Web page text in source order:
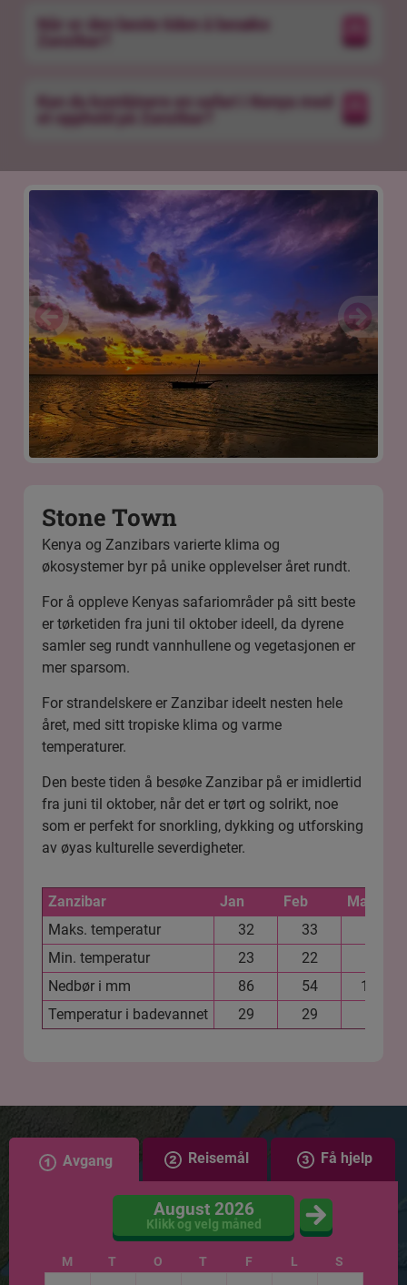
Når er den beste tiden å besøke
Kan du kombinere en safari i Kenya med
et opphold på Zanzibar?
Stone Town
Kenya og Zanzibars varierte klima og
økosystemer byr på unike opplevelser året rundt.
For å oppleve Kenyas safariområder på sitt beste
er tørketiden fra juni til oktober ideell, da dyrene
samler seg rundt vannhullene og vegetasjonen er
mer sparsom.
For strandelskere er Zanzibar ideelt nesten hele
året, med sitt tropiske klima og varme
temperaturer.
Den beste tiden å besøke Zanzibar på er imidlertid
fra juni til oktober, når det er tørt og solrikt, noe
som er perfekt for snorkling, dykking og utforsking
av øyas kulturelle severdigheter.
Zanzibar Jan Feb
Mar
Maks. temperatur
32 33
Min. temperatur
23 22
Nedbør i mm
86 54
150
Temperatur i badevannet
29 29
Avgang Reisemål Få hjelp
August 2026
Klikk og velg måned
M T O T F L S